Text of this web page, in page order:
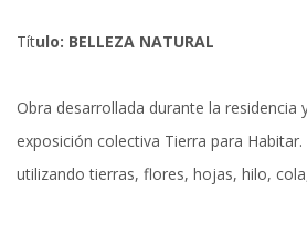
Título: BELLEZA NATURAL
Obra desarrollada durante la residencia
exposición colectiva Tierra para
utilizando tierras, flores, hojas, hilo,